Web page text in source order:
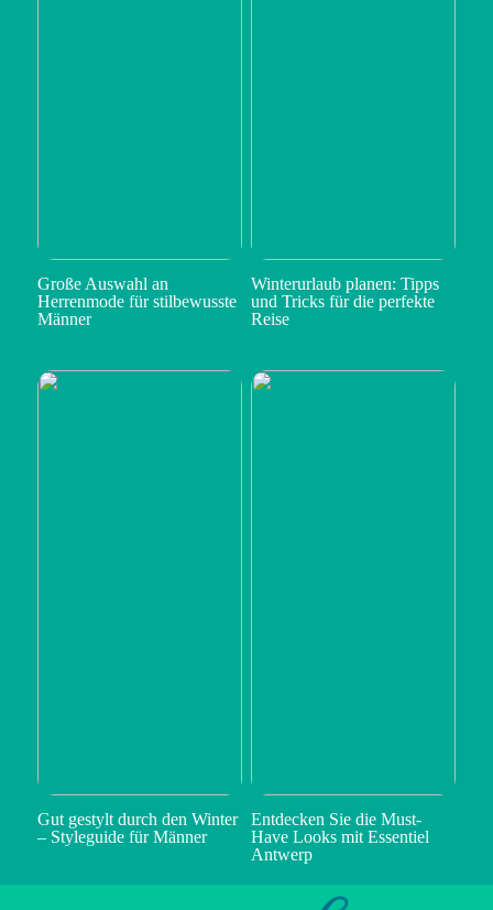
Große Auswahl an
Herrenmode für stilbewusste
Männer
Winterurlaub planen: Tipps
und Tricks für die perfekte
Reise
Gut gestylt durch den Winter
– Styleguide für Männer
Entdecken Sie die Must-
Have Looks mit Essentiel
Antwerp